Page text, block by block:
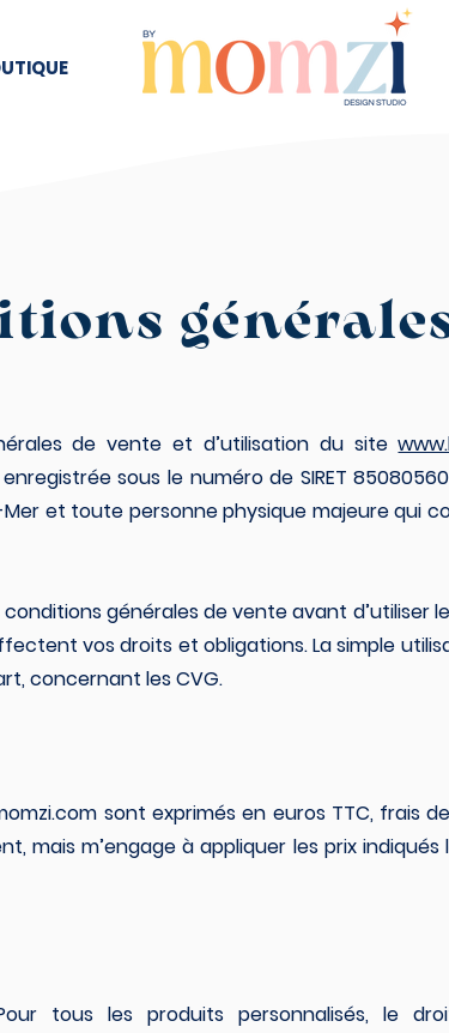
de vente et d’utilisation du site
sous le numéro de SIRET
Mer et toute personne physique majeure qui
générales de vente avant d’utiliser
vos droits et obligations. La simple
concernant les CVG.
sont exprimés en euros TTC, frais
mais m’engage à appliquer les prix
tous les produits personnalisés, le